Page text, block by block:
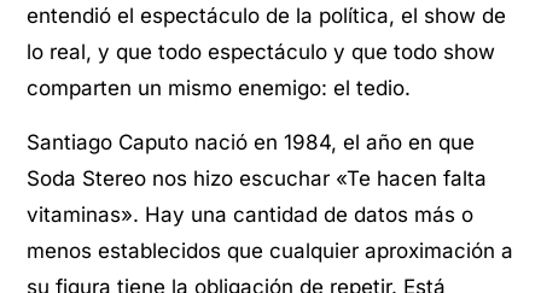
entendió el espectáculo de la política, el show de
lo real, y que todo espectáculo y que todo show
comparten un mismo enemigo: el tedio.
Santiago Caputo nació en 1984, el año en que
Soda Stereo nos hizo escuchar «Te hacen falta
vitaminas». Hay una cantidad de datos más o
menos establecidos que cualquier aproximación a
su figura tiene la obligación de repetir. Está